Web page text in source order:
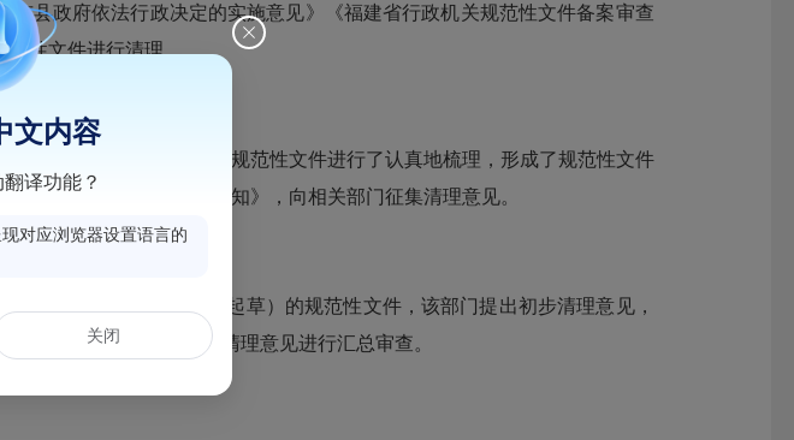
县政府依法行政决定的实施意见》《福建省行政机关规范性文件备案审查
范性文件进行清理。
区政府办公室名义发布的规范性文件进行了认真地梳理，形成了规范性文件
规范性文件清理工作的通知》，向相关部门征集清理意见。
实施（或由该部门为主起草）的规范性文件，该部门提出初步清理意见，
局，由区司法局对初步清理意见进行汇总审查。
文内容
译功能？
对应浏览器设置语言的
关闭